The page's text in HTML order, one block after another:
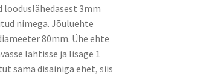
looduslähedasest 3mm
nimega. Jõuluehte
80mm. Ühe ehte
lahtisse ja lisage 1
sama disainiga ehet, siis